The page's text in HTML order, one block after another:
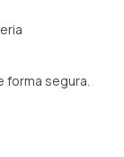
forma segura.